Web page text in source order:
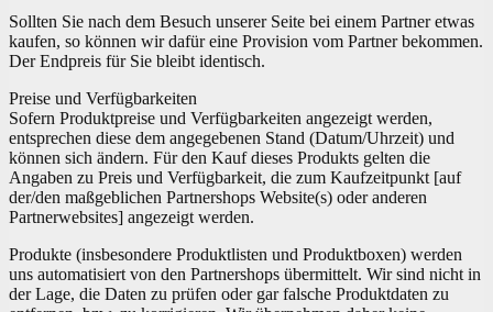
Sollten Sie nach dem Besuch unserer Seite bei einem Partner etwas
kaufen, so können wir dafür eine Provision vom Partner bekommen.
Der Endpreis für Sie bleibt identisch.
Preise und Verfügbarkeiten
Sofern Produktpreise und Verfügbarkeiten angezeigt werden,
entsprechen diese dem angegebenen Stand (Datum/Uhrzeit) und
können sich ändern. Für den Kauf dieses Produkts gelten die
Angaben zu Preis und Verfügbarkeit, die zum Kaufzeitpunkt [auf
der/den maßgeblichen Partnershops Website(s) oder anderen
Partnerwebsites] angezeigt werden.
Produkte (insbesondere Produktlisten und Produktboxen) werden
uns automatisiert von den Partnershops übermittelt. Wir sind nicht in
der Lage, die Daten zu prüfen oder gar falsche Produktdaten zu